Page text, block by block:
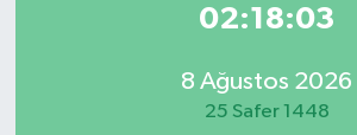
02:18:03
8 Ağustos 2026
25 Safer 1448